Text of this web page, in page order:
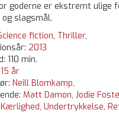
goderne er ekstremt ulige
slagsmål.
fiction, Thriller,
2013
110 min.
15 år
Neill Blomkamp,
Matt Damon, Jodie
Kærlighed, Undertrykkelse,